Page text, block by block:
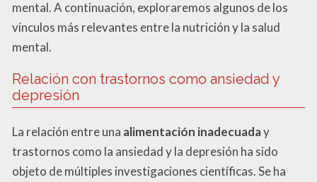
mental. A continuación, exploraremos algunos de los
vínculos más relevantes entre la nutrición y la salud
mental.
Relación con trastornos como ansiedad y
depresión
La relación entre una alimentación inadecuaday
trastornos como la ansiedad y la depresión ha sido
objeto de múltiples investigaciones científicas. Se ha